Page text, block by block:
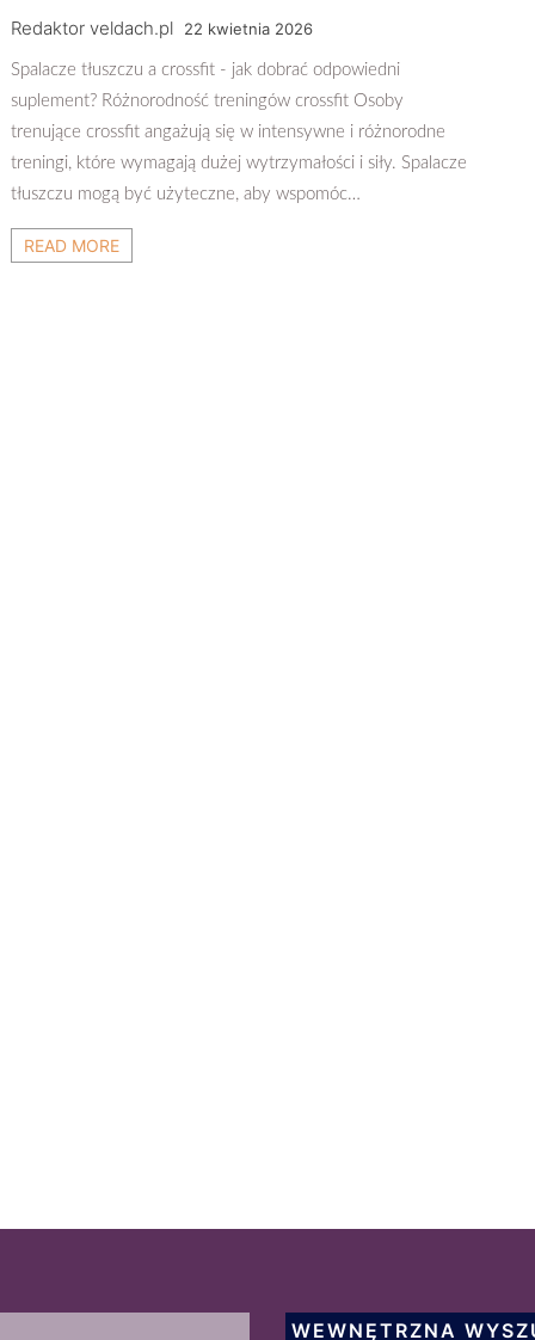
Redaktor veldach.pl 22 kwietnia 2026
Spalacze tłuszczu a crossfit - jak dobrać odpowiedni
suplement? Różnorodność treningów crossfit Osoby
trenujące crossfit angażują się w intensywne i różnorodne
treningi, które wymagają dużej wytrzymałości i siły. Spalacze
tłuszczu mogą być użyteczne, aby wspomóc…
READ MORE
WEWNĘTRZNA